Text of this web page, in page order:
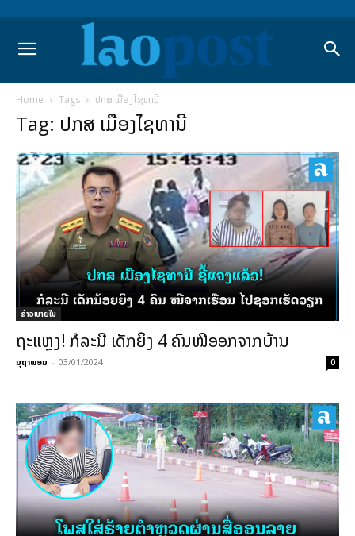
Home Tags ປກສ ເມືອງໄຊທານີ
Tag: ປກສ ເມືອງໄຊທານີ
ຂ່າວພາຍ​ໃນ
ຖະແຫຼງ! ກໍລະນີ ເດັກຍິງ 4 ຄົນໜີອອກຈາກບ້ານ
ນຸຖາພອນ - 03/01/2024 0